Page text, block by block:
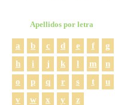
Apellidos por letra
a b c d e f
g
h
i j k l m
n
o
p q r s t
u
v
w x y z